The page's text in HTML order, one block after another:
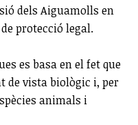
dels Aiguamolls en
de protecció legal.
es basa en el fet que
de vista biològic i, per
animals i